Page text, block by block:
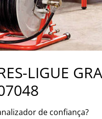
LIGUE
de confiança?